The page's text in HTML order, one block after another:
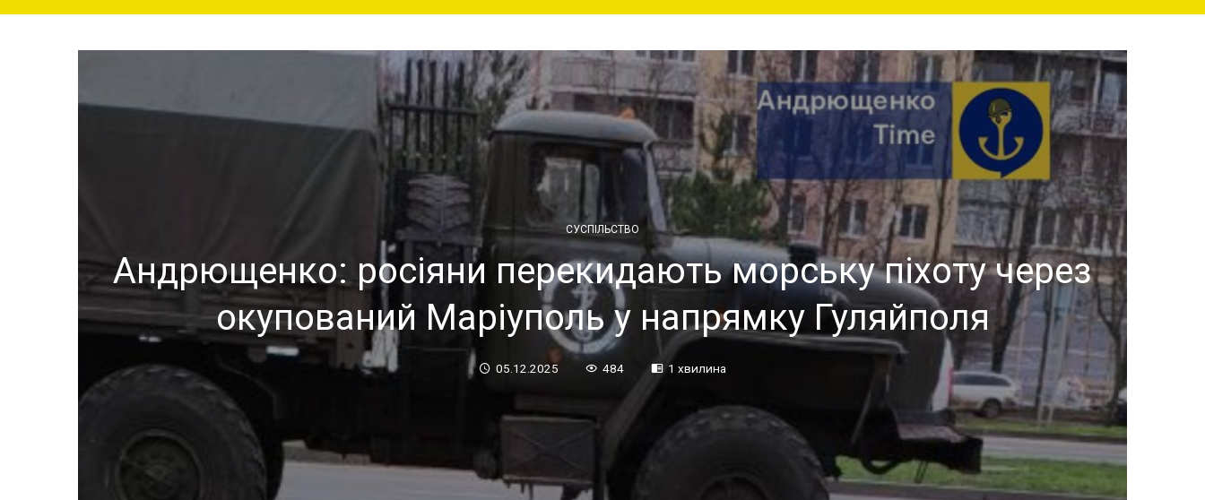
СУСПІЛЬСТВО
Андрющенко: росіяни перекидають морську піхоту через
окупований Маріуполь у напрямку Гуляйполя
05.12.2025 484 1 хвилина